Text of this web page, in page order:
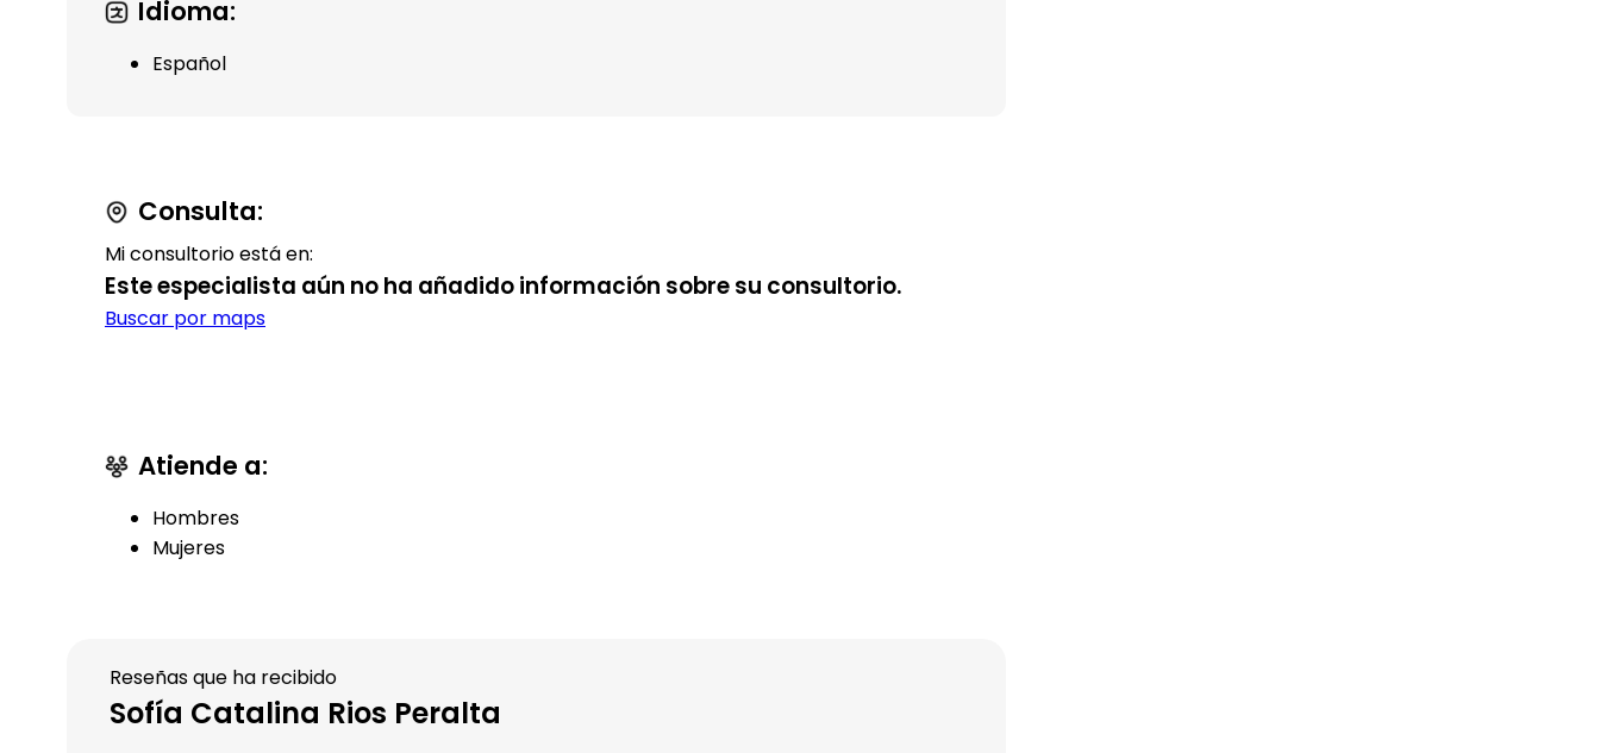
Idioma:
Español
Consulta:
Mi consultorio está en:
Este especialista aún no ha añadido información sobre su consultorio.
Buscar por maps
Atiende a:
Hombres
Mujeres
Reseñas que ha recibido
Sofía Catalina Rios Peralta